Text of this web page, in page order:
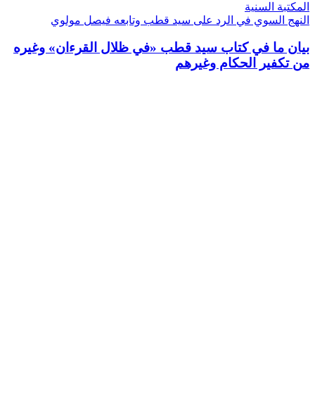
المكتبة السنية
النهج السوي في الرد على سيد قطب وتابعه فيصل مولوي
بيان ما في كتاب سيد قطب «في ظلال القرءان» وغيره
من تكفير الحكام وغيرهم